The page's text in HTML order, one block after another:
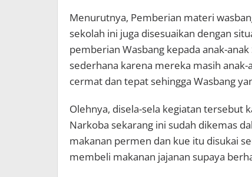
Menurutnya, Pemberian materi
sekolah ini juga disesuaikan dengan
pemberian Wasbang kepada anak-
sederhana karena mereka masih
cermat dan tepat sehingga Wasbang
Olehnya, disela-sela kegiatan tersebut
Narkoba sekarang ini sudah dikemas
makanan permen dan kue itu disukai
membeli makanan jajanan supaya